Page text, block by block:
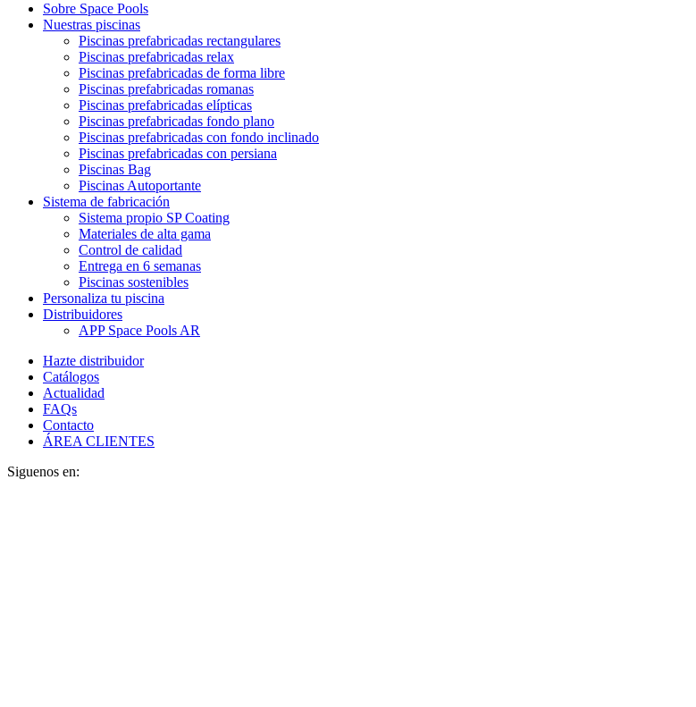
Sobre Space Pools
Nuestras piscinas
Piscinas prefabricadas rectangulares
Piscinas prefabricadas relax
Piscinas prefabricadas de forma libre
Piscinas prefabricadas romanas
Piscinas prefabricadas elípticas
Piscinas prefabricadas fondo plano
Piscinas prefabricadas con fondo inclinado
Piscinas prefabricadas con persiana
Piscinas Bag
Piscinas Autoportante
Sistema de fabricación
Sistema propio SP Coating
Materiales de alta gama
Control de calidad
Entrega en 6 semanas
Piscinas sostenibles
Personaliza tu piscina
Distribuidores
APP Space Pools AR
Hazte distribuidor
Catálogos
Actualidad
FAQs
Contacto
ÁREA CLIENTES
Siguenos en: